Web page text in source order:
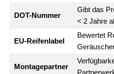
DOT-Nummer
Gibt das
< 2 Jahre
EU-Reifenlabel
Bewertet
Montagepartner